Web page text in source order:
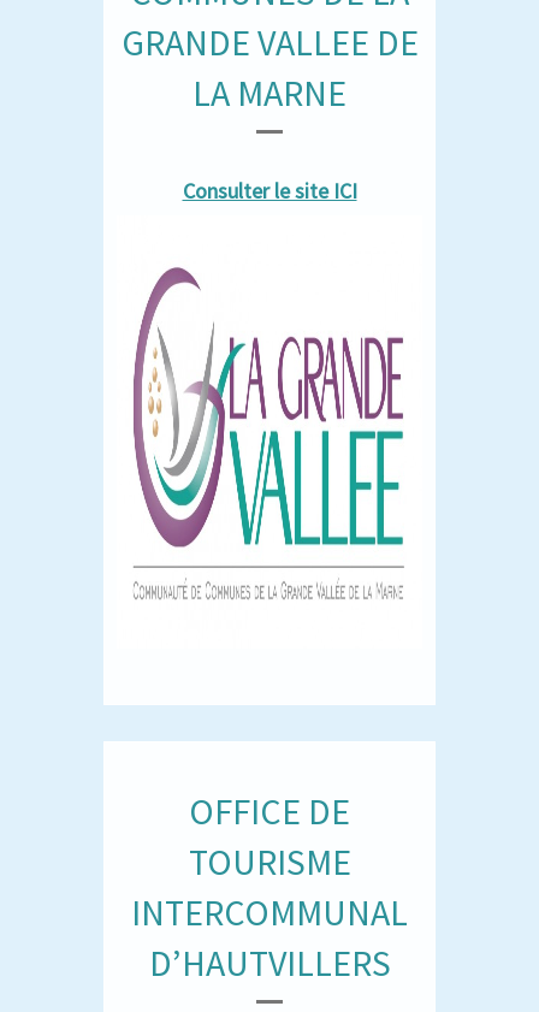
GRANDE VALLEE DE
LA MARNE
Consulter le site ICI
OFFICE DE
TOURISME
INTERCOMMUNAL
D’HAUTVILLERS